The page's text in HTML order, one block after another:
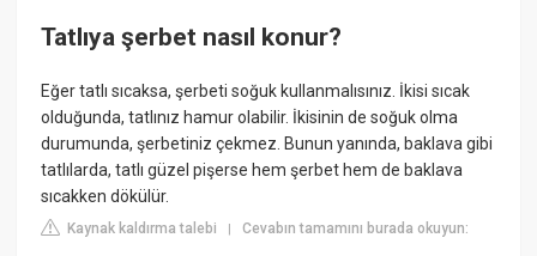
Tatlıya şerbet nasıl konur?
Eğer tatlı sıcaksa, şerbeti soğuk kullanmalısınız. İkisi sıcak
olduğunda, tatlınız hamur olabilir. İkisinin de soğuk olma
durumunda, şerbetiniz çekmez. Bunun yanında, baklava gibi
tatlılarda, tatlı güzel pişerse hem şerbet hem de baklava
sıcakken dökülür.
Kaynak kaldırma talebi |Cevabın tamamını burada okuyun: